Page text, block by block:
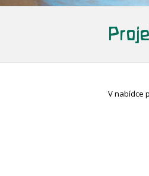
V nabídce